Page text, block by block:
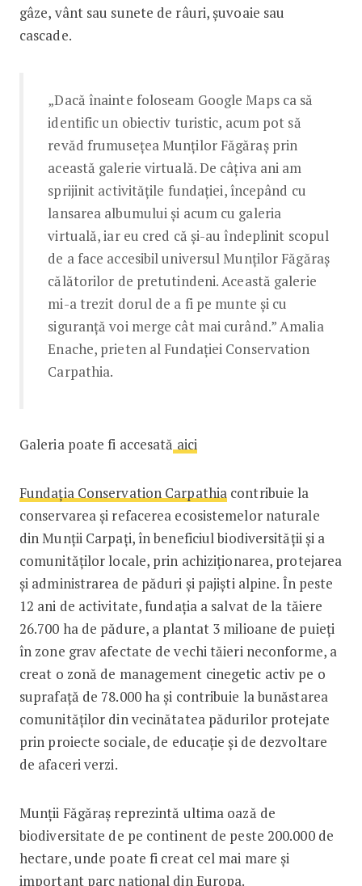
gâze, vânt sau sunete de râuri, șuvoaie sau
cascade.
„Dacă înainte foloseam Google Maps ca să
identific un obiectiv turistic, acum pot să
revăd frumusețea Munților Făgăraș prin
această galerie virtuală. De câțiva ani am
sprijinit activitățile fundației, începând cu
lansarea albumului și acum cu galeria
virtuală, iar eu cred că și-au îndeplinit scopul
de a face accesibil universul Munților Făgăraș
călătorilor de pretutindeni. Această galerie
mi-a trezit dorul de a fi pe munte și cu
siguranță voi merge cât mai curând.” Amalia
Enache, prieten al Fundației Conservation
Carpathia.
Galeria poate fi accesată aici
Fundația Conservation Carpathia contribuie la
conservarea și refacerea ecosistemelor naturale
din Munții Carpați, în beneficiul biodiversității și a
comunităților locale, prin achiziționarea, protejarea
și administrarea de păduri și pajiști alpine. În peste
12 ani de activitate, fundația a salvat de la tăiere
26.700 ha de pădure, a plantat 3 milioane de puieți
în zone grav afectate de vechi tăieri neconforme, a
creat o zonă de management cinegetic activ pe o
suprafață de 78.000 ha și contribuie la bunăstarea
comunităților din vecinătatea pădurilor protejate
prin proiecte sociale, de educație și de dezvoltare
de afaceri verzi.
Munții Făgăraș reprezintă ultima oază de
biodiversitate de pe continent de peste 200.000 de
hectare, unde poate fi creat cel mai mare și
important parc național din Europa.